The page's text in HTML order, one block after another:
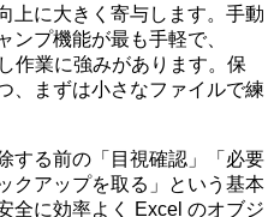
上に大きく寄与します。手動
ンプ機能が最も手軽で、
作業に強みがあります。保
、まずは小さなファイルで練
する前の「目視確認」「必要
クアップを取る」という基本
全に効率よく Excel のオブジ